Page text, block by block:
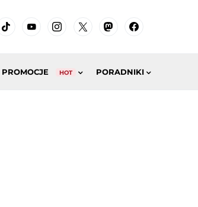
PROMOCJE HOT PORADNIKI